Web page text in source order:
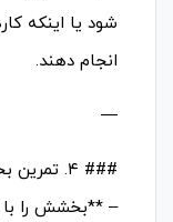
شود یا اینکه
انجام دهند.
—
### ۴. تمرین بخشش، بدون عجله
– **بخشش را با